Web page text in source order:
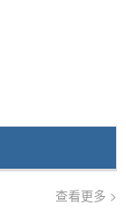
查看更多 >